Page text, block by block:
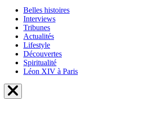
Belles histoires
Interviews
Tribunes
Actualités
Lifestyle
Découvertes
Spiritualité
Léon XIV à Paris